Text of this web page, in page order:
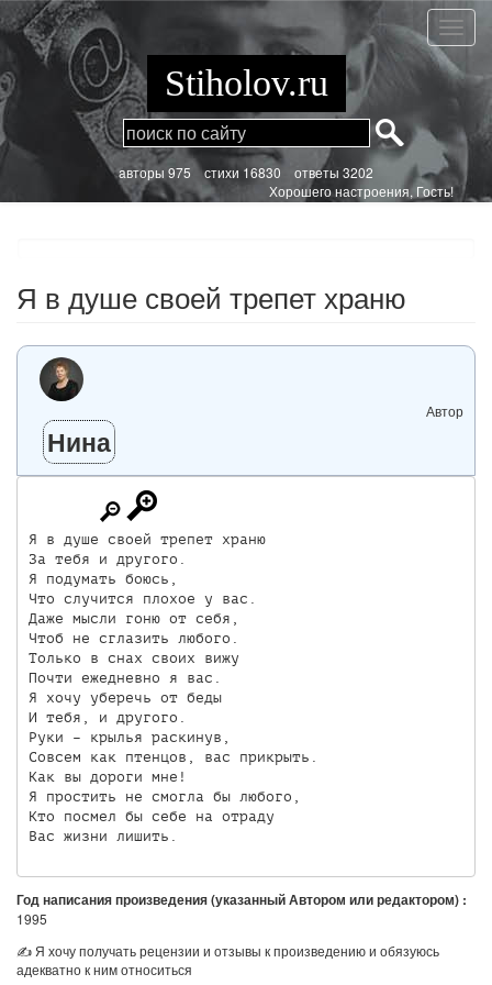
Перейти
к
основному
содержанию
Я
в
душе
своей
Stiholov.ru
aвторы 975стихи 16830 ответы 3202
Хорошего настроения, Гость!
Я в душе своей трепет храню
Автор
Нина
Я в душе своей трепет храню
За тебя и другого.
Я подумать боюсь,
Что случится плохое у вас.
Даже мысли гоню от себя,
Чтоб не сглазить любого.
Только в снах своих вижу
Почти ежедневно я вас.
Я хочу уберечь от беды
И тебя, и другого.
Руки – крылья раскинув,
Совсем как птенцов, вас прикрыть.
Как вы дороги мне!
Я простить не смогла бы любого,
Кто посмел бы себе на отраду
Год написания произведения (указанный Автором или редактором) :
1995
✍ Я хочу получать рецензии и отзывы к произведению и обязуюсь
адекватно к ним относиться